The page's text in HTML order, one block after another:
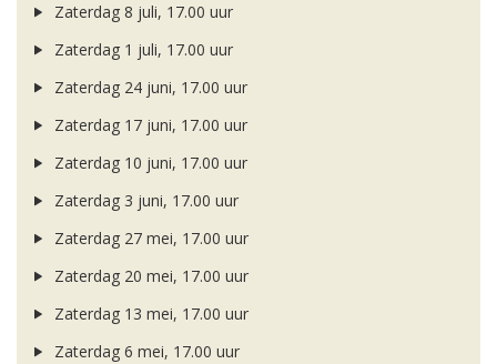
Zaterdag 8 juli, 17.00 uur
Zaterdag 1 juli, 17.00 uur
Zaterdag 24 juni, 17.00 uur
Zaterdag 17 juni, 17.00 uur
Zaterdag 10 juni, 17.00 uur
Zaterdag 3 juni, 17.00 uur
Zaterdag 27 mei, 17.00 uur
Zaterdag 20 mei, 17.00 uur
Zaterdag 13 mei, 17.00 uur
Zaterdag 6 mei, 17.00 uur